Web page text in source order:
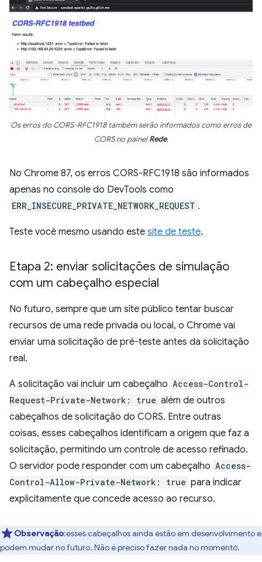
Os erros do CORS-RFC1918 também serão informados como erros de
CORS no painelRede.
No Chrome 87, os erros CORS-RFC1918 são informados
apenas no console do DevTools como
ERR_INSECURE_PRIVATE_NETWORK_REQUEST .
Teste você mesmo usando este site de teste.
Etapa 2: enviar solicitações de simulação
com um cabeçalho especial
No futuro, sempre que um site público tentar buscar
recursos de uma rede privada ou local, o Chrome vai
enviar uma solicitação de pré-teste antes da solicitação
real.
A solicitação vai incluir um cabeçalho Access-Control-
Request-Private-Network: true além de outros
cabeçalhos de solicitação do CORS. Entre outras
coisas, esses cabeçalhos identificam a origem que faz a
solicitação, permitindo um controle de acesso refinado.
O servidor pode responder com um cabeçalho Access-
Control-Allow-Private-Network: true para indicar
explicitamente que concede acesso ao recurso.
Observação:esses cabeçalhos ainda estão em desenvolvimento e
podem mudar no futuro. Não é preciso fazer nada no momento.